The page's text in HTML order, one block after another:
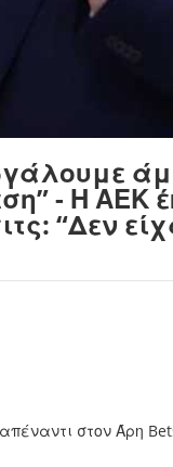
- Η ΑΕΚ
“Δεν
στον Άρη